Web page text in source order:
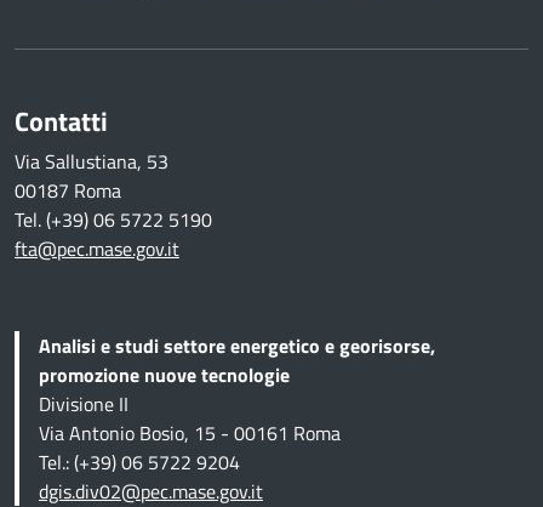
Contatti
Via Sallustiana, 53
00187 Roma
Tel. (+39) 06 5722 5190
fta@pec.mase.gov.it
Analisi e studi settore energetico e georisorse,
promozione nuove tecnologie
Divisione II
Via Antonio Bosio, 15 - 00161 Roma
Tel.: (+39) 06 5722 9204
dgis.div02@pec.mase.gov.it